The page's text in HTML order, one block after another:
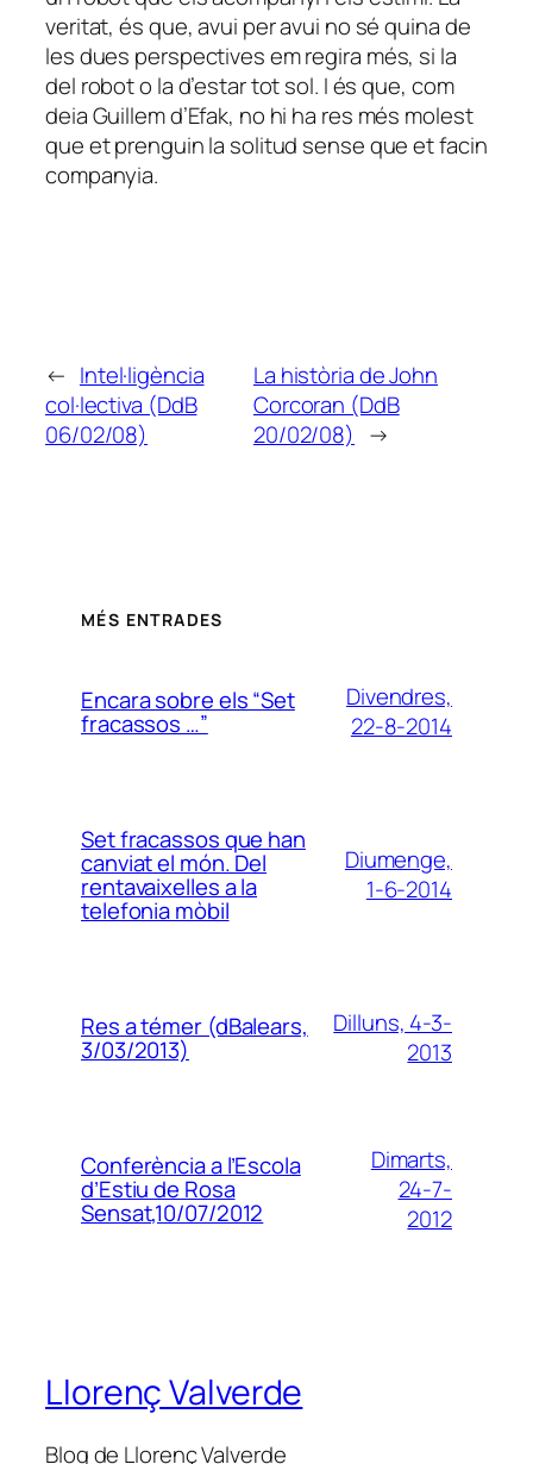
veritat, és que, avui per avui no sé quina de
les dues perspectives em regira més, si la
del robot o la d’estar tot sol. I és que, com
deia Guillem d’Efak, no hi ha res més molest
que et prenguin la solitud sense que et facin
companyia.
← Intel·ligència
col·lectiva (DdB
06/02/08)
La història de John
Corcoran (DdB
20/02/08) →
MÉS ENTRADES
Encara sobre els “Set
fracassos …”
Divendres,
22-8-2014
Set fracassos que han
canviat el món. Del
rentavaixelles a la
telefonia mòbil
Diumenge,
1-6-2014
Res a témer (dBalears,
3/03/2013)
Dilluns, 4-3-
2013
Conferència a l’Escola
d’Estiu de Rosa
Sensat,10/07/2012
Dimarts,
24-7-
2012
Llorenç Valverde
Blog de Llorenç Valverde